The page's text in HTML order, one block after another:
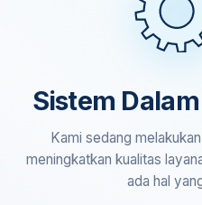
Sistem
Kami sedang
meningkatkan kualitas
ada hal